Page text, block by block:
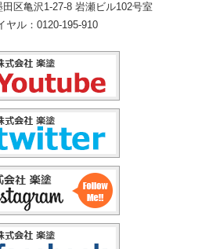
区亀沢1-27-8 岩瀬ビル102号室
ヤル：0120-195-910